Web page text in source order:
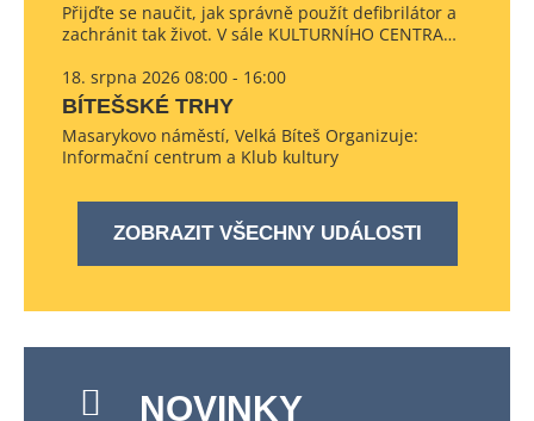
Přijďte se naučit, jak správně použít defibrilátor a
zachránit tak život. V sále KULTURNÍHO CENTRA…
18. srpna 2026 08:00 - 16:00
BÍTEŠSKÉ TRHY
Masarykovo náměstí, Velká Bíteš Organizuje:
Informační centrum a Klub kultury
ZOBRAZIT VŠECHNY UDÁLOSTI
NOVINKY